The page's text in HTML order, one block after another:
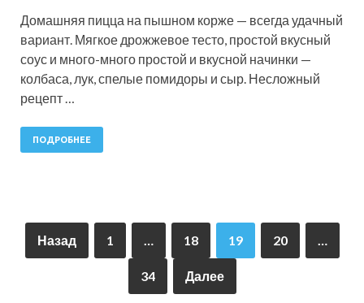
Домашняя пицца на пышном корже — всегда удачный
вариант. Мягкое дрожжевое тесто, простой вкусный
соус и много-много простой и вкусной начинки —
колбаса, лук, спелые помидоры и сыр. Несложный
рецепт …
ПОДРОБНЕЕ
Назад 1 18 19 20
34 Далее